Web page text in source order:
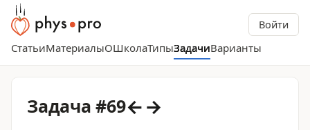
Войти
СтатьиМатериалыОШколаТипыЗадачиВарианты
Задача #69←→